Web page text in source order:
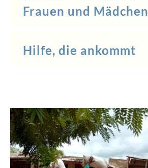
Frauen und Mädchen
Hilfe, die ankommt